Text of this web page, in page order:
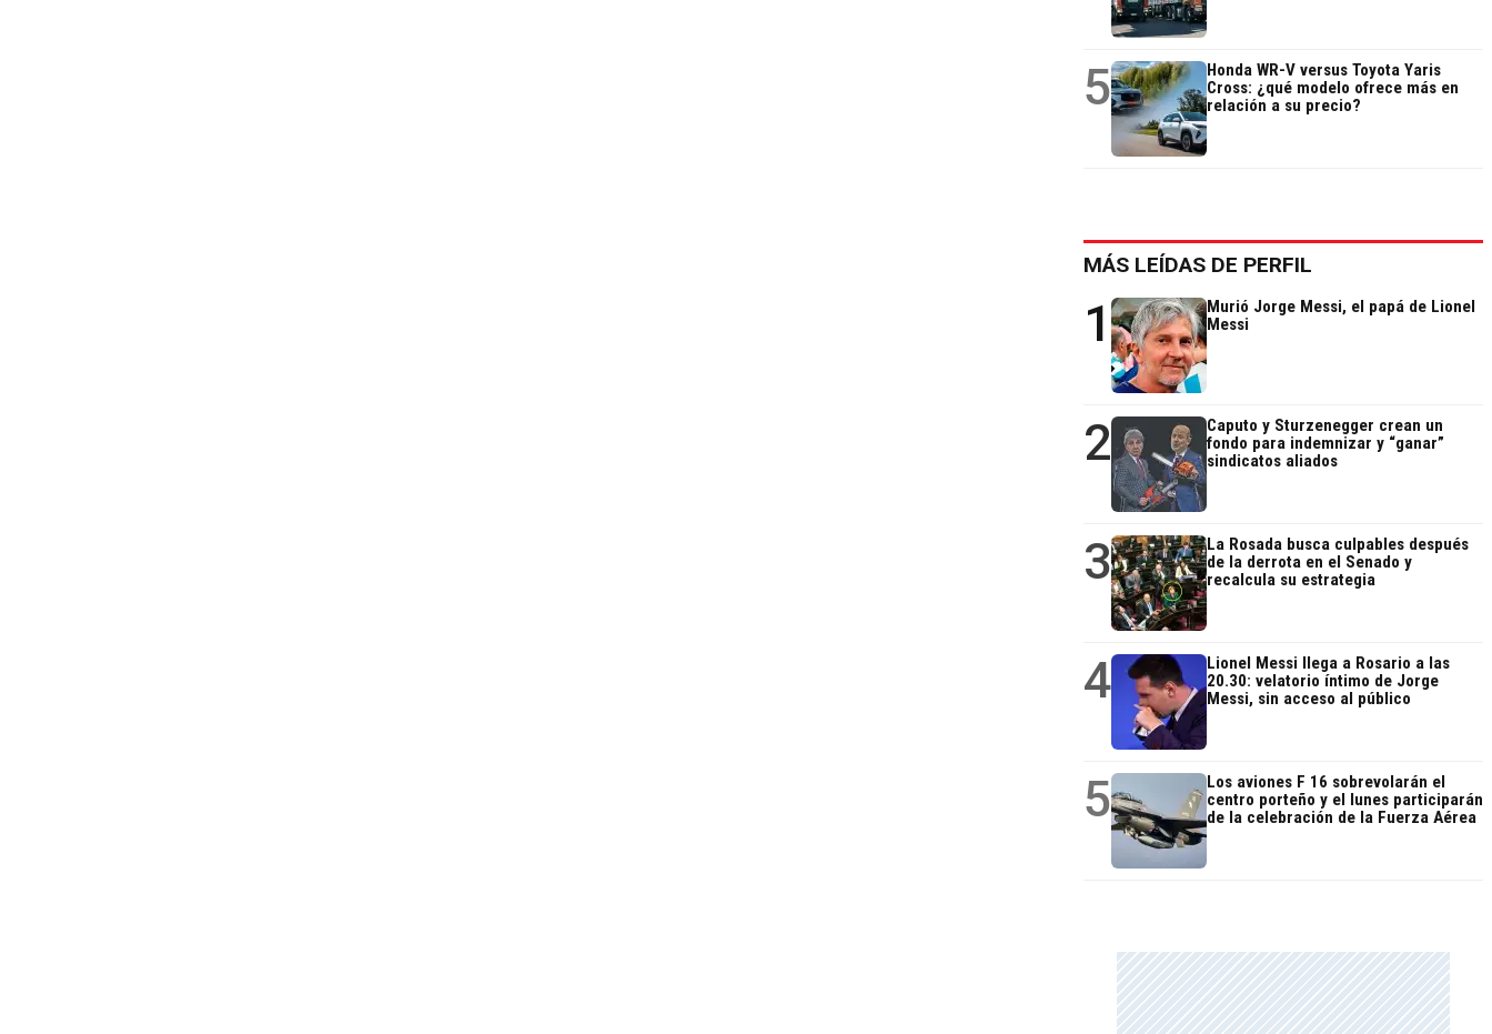
5
Honda WR-V versus Toyota Yaris
Cross: ¿qué modelo ofrece más en
relación a su precio?
MÁS LEÍDAS DE PERFIL
1
Murió Jorge Messi, el papá de Lionel
Messi
2
Caputo y Sturzenegger crean un
fondo para indemnizar y “ganar”
sindicatos aliados
3
La Rosada busca culpables después
de la derrota en el Senado y
recalcula su estrategia
4
Lionel Messi llega a Rosario a las
20.30: velatorio íntimo de Jorge
Messi, sin acceso al público
5
Los aviones F 16 sobrevolarán el
centro porteño y el lunes participarán
de la celebración de la Fuerza Aérea